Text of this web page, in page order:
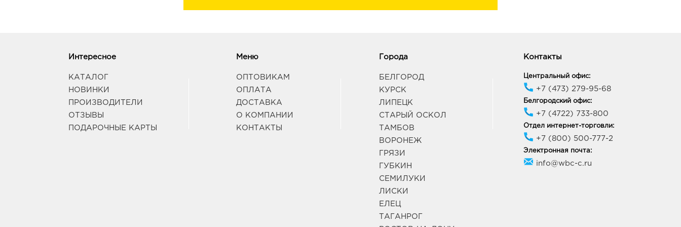
Интересное
КАТАЛОГ
НОВИНКИ
ПРОИЗВОДИТЕЛИ
ОТЗЫВЫ
ПОДАРОЧНЫЕ КАРТЫ
Меню
ОПТОВИКАМ
ОПЛАТА
ДОСТАВКА
О КОМПАНИИ
КОНТАКТЫ
Города
БЕЛГОРОД
КУРСК
ЛИПЕЦК
СТАРЫЙ ОСКОЛ
ТАМБОВ
ВОРОНЕЖ
ГРЯЗИ
ГУБКИН
СЕМИЛУКИ
ЛИСКИ
ЕЛЕЦ
ТАГАНРОГ
Контакты
Центральный офис:
+7 (473) 279-95-68
Белгородский офис:
+7 (4722) 733-800
Отдел интернет-торговли:
+7 (800) 500-777-2
Электронная почта:
info@wbc-c.ru